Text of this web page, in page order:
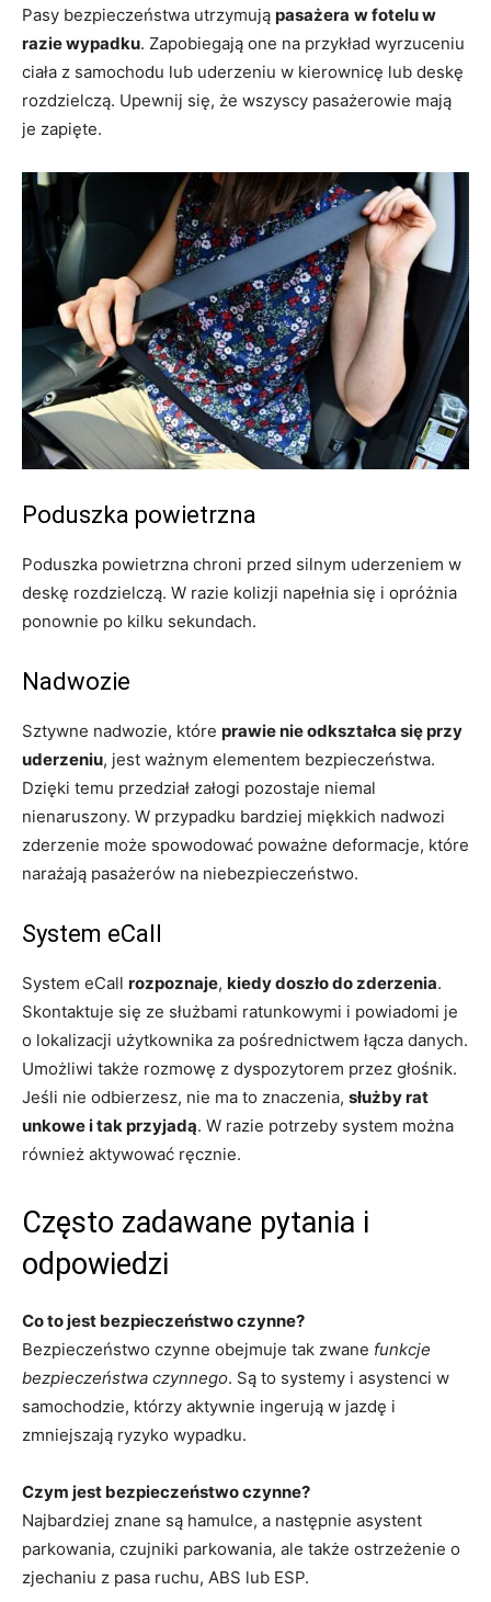
Pasy bezpieczeństwa utrzymują pasażera w fotelu w
razie wypadku. Zapobiegają one na przykład wyrzuceniu
ciała z samochodu lub uderzeniu w kierownicę lub deskę
rozdzielczą. Upewnij się, że wszyscy pasażerowie mają
je zapięte.
Poduszka powietrzna
Poduszka powietrzna chroni przed silnym uderzeniem w
deskę rozdzielczą. W razie kolizji napełnia się i opróżnia
ponownie po kilku sekundach.
Nadwozie
Sztywne nadwozie, które prawie nie odkształca się przy
uderzeniu, jest ważnym elementem bezpieczeństwa.
Dzięki temu przedział załogi pozostaje niemal
nienaruszony. W przypadku bardziej miękkich nadwozi
zderzenie może spowodować poważne deformacje, które
narażają pasażerów na niebezpieczeństwo.
System eCall
System eCall rozpoznaje, kiedy doszło do zderzenia.
Skontaktuje się ze służbami ratunkowymi i powiadomi je
o lokalizacji użytkownika za pośrednictwem łącza danych.
Umożliwi także rozmowę z dyspozytorem przez głośnik.
Jeśli nie odbierzesz, nie ma to znaczenia, służby rat
unkowe i tak przyjadą. W razie potrzeby system można
również aktywować ręcznie.
Często zadawane pytania i
odpowiedzi
Co to jest bezpieczeństwo czynne?
Bezpieczeństwo czynne obejmuje tak zwane funkcje
bezpieczeństwa czynnego. Są to systemy i asystenci w
samochodzie, którzy aktywnie ingerują w jazdę i
zmniejszają ryzyko wypadku.
Czym jest bezpieczeństwo czynne?
Najbardziej znane są hamulce, a następnie asystent
parkowania, czujniki parkowania, ale także ostrzeżenie o
zjechaniu z pasa ruchu, ABS lub ESP.